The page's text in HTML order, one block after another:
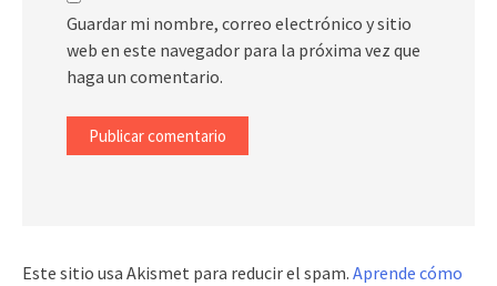
Guardar mi nombre, correo electrónico y sitio
web en este navegador para la próxima vez que
haga un comentario.
Este sitio usa Akismet para reducir el spam. Aprende cómo